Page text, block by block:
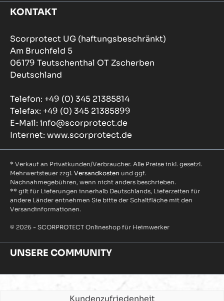
KONTAKT
Scorprotect UG (haftungsbeschränkt)
Am Bruchfeld 5
06179 Teutschenthal OT Zscherben
Deutschland
Telefon: +49 (0) 345 21385814
Telefax: +49 (0) 345 21385899
E-Mail: info@scorprotect.de
Internet: www.scorprotect.de
* Verkauf an Privatkunden/Verbraucher. Alle Preise inkl. gesetzl.
Mehrwertsteuer zzgl. Versandkosten und ggf.
Nachnahmegebühren, wenn nicht anders beschrieben.
** gilt für Lieferungen innerhalb Deutschlands, Lieferzeiten für
andere Länder entnehmen Sie bitte der Schaltfläche mit den
Versandinformationen.
© 2026 - SCORPROTECT Onlineshop für Heimwerker
UNSERE COMMUNITY
Kundenzufriedenheit